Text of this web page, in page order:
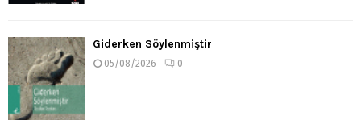
Giderken Söylenmiştir
05/08/2026 0